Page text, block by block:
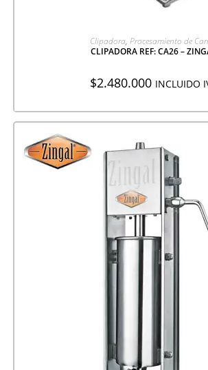
AGREGAR A COTIZACIÓN
Clipadora, Procesamiento de
CLIPADORA REF: CA26 –
$2.480.000 INCLUIDO